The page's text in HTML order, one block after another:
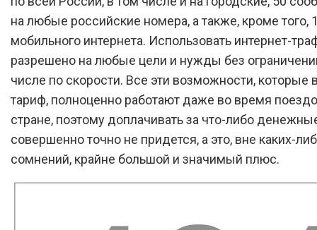
на любые российские номера, а также, кроме того,
мобильного интернета. Использовать интернет-
разрешено на любые цели и нужды без
числе по скорости. Все эти возможности, которые
тариф, полноценно работают даже во время
стране, поэтому доплачивать за что-либо
совершенно точно не придется, а это, вне каких-
сомнений, крайне большой и значимый плюс.